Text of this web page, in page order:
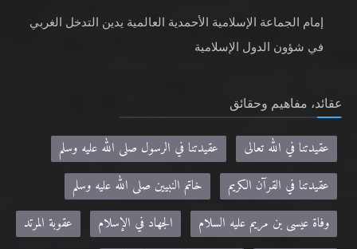
إمام الجماعة الإسلامية الأحمدية العالمية يدين التدخل الغربي
في شؤون الدول الإسلامية
عقائد، مفاهيم وحقائق
عقيدتنا في الله تعالى
عقيدتنا في الرسول صلى الله عليه وسلم
عقيدتنا في القرآن الكريم
خاتم النبيين صلى الله عليه وسلم
وفاة عيسى بن مريم عليه السلام
الجهاد في الإسلام
عقوبة المرتد